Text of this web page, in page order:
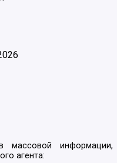
массовой информации,
агента: